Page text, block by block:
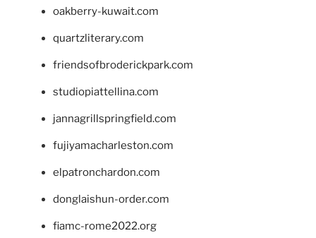
oakberry-kuwait.com
quartzliterary.com
friendsofbroderickpark.com
studiopiattellina.com
jannagrillspringfield.com
fujiyamacharleston.com
elpatronchardon.com
donglaishun-order.com
fiamc-rome2022.org